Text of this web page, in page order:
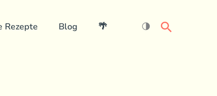
Rezepte Blog 🌴 🌗 Search